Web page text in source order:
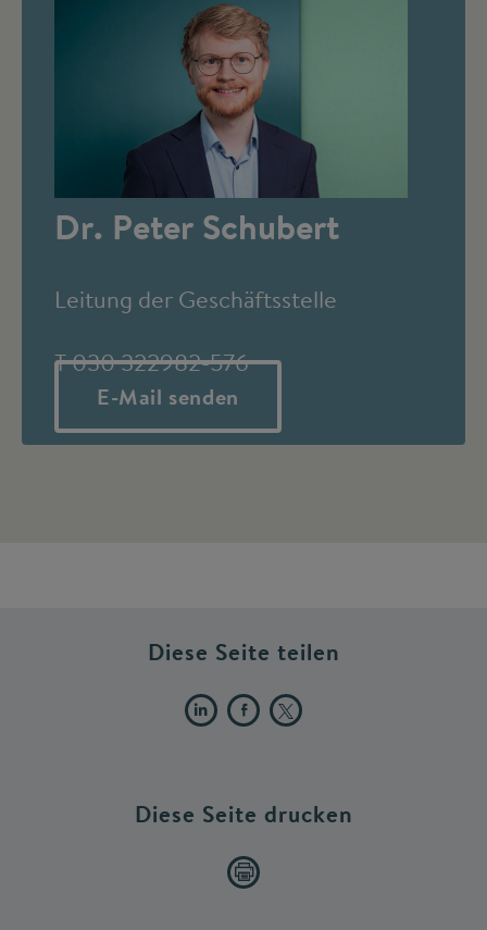
Dr. Peter Schubert
Leitung der Geschäftsstelle
T 030 322982-576
E-Mail senden
Diese Seite teilen
Diese Seite drucken